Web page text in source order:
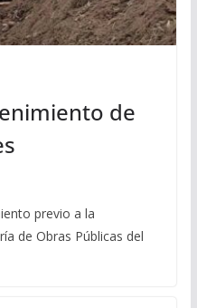
de
previo a la
de Obras Públicas del